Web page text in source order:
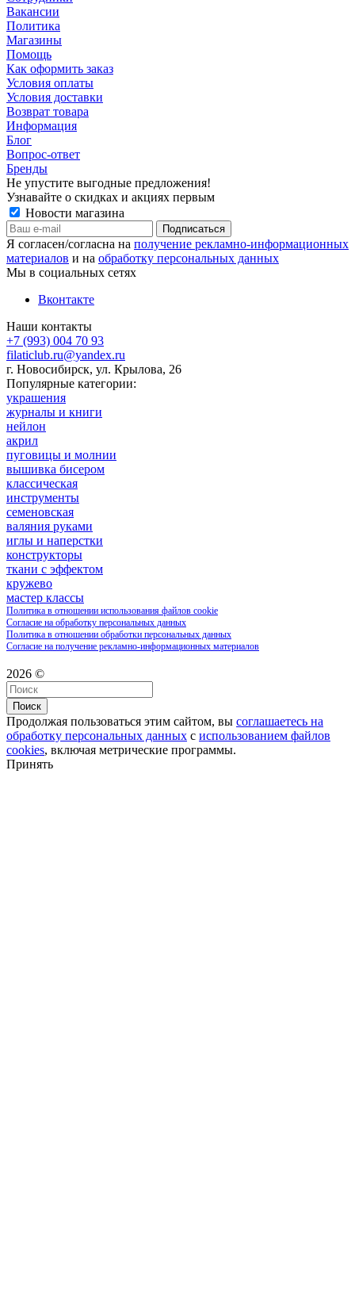
Вакансии
Политика
Магазины
Помощь
Как оформить заказ
Условия оплаты
Условия доставки
Возврат товара
Информация
Блог
Вопрос-ответ
Бренды
Не упустите выгодные предложения!
Узнавайте о скидках и акциях первым
Новости магазина
Я согласен/согласна на получение рекламно-информационных
материалов и на обработку персональных данных
Мы в социальных сетях
Вконтакте
Наши контакты
+7 (993) 004 70 93
filaticlub.ru@yandex.ru
г. Новосибирск, ул. Крылова, 26
Популярные категории:
украшения
журналы и книги
нейлон
акрил
пуговицы и молнии
вышивка бисером
классическая
инструменты
семеновская
валяния руками
иглы и наперстки
конструкторы
ткани с эффектом
кружево
мастер классы
Политика в отношении использования файлов cookie
Согласие на обработку персональных данных
Политика в отношении обработки персональных данных
Согласие на получение рекламно-информационных материалов
2026 ©
Поиск
Продолжая пользоваться этим сайтом, вы соглашаетесь на
обработку персональных данных с использованием файлов
cookies, включая метрические программы.
Принять